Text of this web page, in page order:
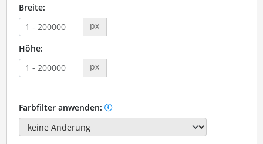
Breite:
px
Höhe:
px
Farbfilter anwenden: